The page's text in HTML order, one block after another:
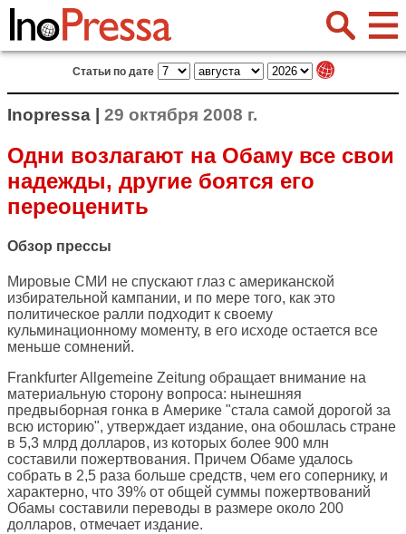
Статьи по дате
Inopressa | 29 октября 2008 г.
Одни возлагают на Обаму все свои
надежды, другие боятся его
переоценить
Обзор прессы
Мировые СМИ не спускают глаз с американской
избирательной кампании, и по мере того, как это
политическое ралли подходит к своему
кульминационному моменту, в его исходе остается все
меньше сомнений.
Frankfurter Allgemeine Zeitung обращает внимание на
материальную сторону вопроса: нынешняя
предвыборная гонка в Америке "стала самой дорогой за
всю историю", утверждает издание, она обошлась стране
в 5,3 млрд долларов, из которых более 900 млн
составили пожертвования. Причем Обаме удалось
собрать в 2,5 раза больше средств, чем его сопернику, и
характерно, что 39% от общей суммы пожертвований
Обамы составили переводы в размере около 200
долларов, отмечает издание.